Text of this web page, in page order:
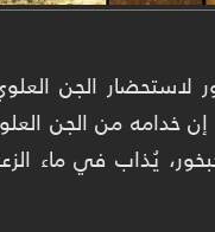
لاستحضار الجن
إن خدامه من الجن
يُذاب في ماء